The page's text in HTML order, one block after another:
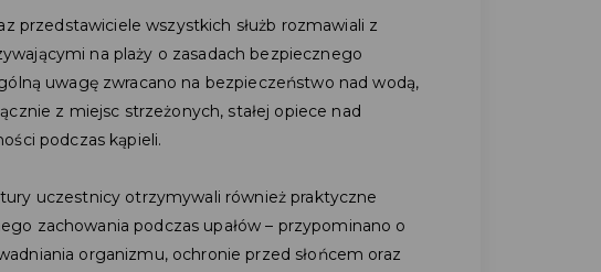
przedstawiciele wszystkich służb rozmawiali z
na plaży o zasadach bezpiecznego
uwagę zwracano na bezpieczeństwo nad wodą,
z miejsc strzeżonych, stałej opiece nad
podczas kąpieli.
uczestnicy otrzymywali również praktyczne
zachowania podczas upałów – przypominano o
organizmu, ochronie przed słońcem oraz